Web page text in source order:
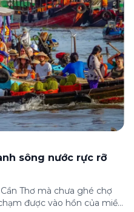
sông nước rực rỡ
Thơ mà chưa ghé chợ
được vào hồn của miền